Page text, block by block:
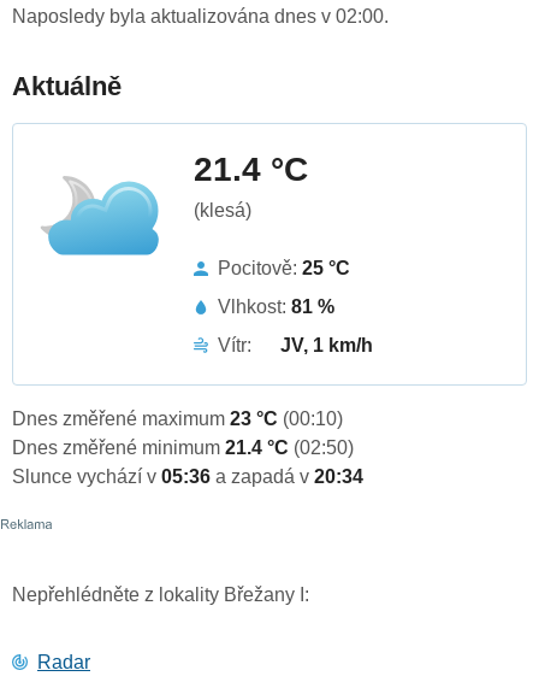
Naposledy byla aktualizována dnes v 02:00.
Aktuálně
21.4 °C
(klesá)
Pocitově: 25 °C
Vlhkost: 81 %
Vítr:
JV, 1 km/h
Dnes změřené maximum 23 °C (00:10)
Dnes změřené minimum 21.4 °C (02:50)
Slunce vychází v 05:36 a zapadá v 20:34
Nepřehlédněte z lokality Břežany I:
Radar